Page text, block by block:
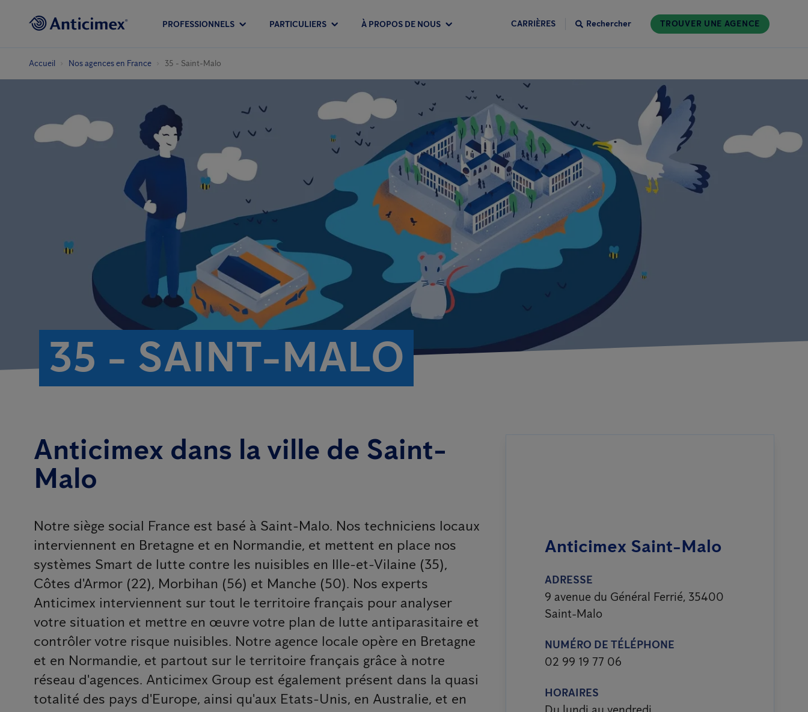
PROFESSIONNELS PARTICULIERS À PROPOS DE NOUS CARRIÈRES Rechercher TROUVER UNE AGENCE
Accueil Nos agences en France 35 - Saint-Malo
35 - SAINT-MALO
Anticimex dans la ville de Saint-
Malo
Notre siège social France est basé à Saint-Malo. Nos techniciens locaux
interviennent en Bretagne et en Normandie, et mettent en place nos
systèmes Smart de lutte contre les nuisibles en Ille-et-Vilaine (35),
Côtes d'Armor (22), Morbihan (56) et Manche (50). Nos experts
Anticimex interviennent sur tout le territoire français pour analyser
votre situation et mettre en œuvre votre plan de lutte antiparasitaire et
contrôler votre risque nuisibles. Notre agence locale opère en Bretagne
et en Normandie, et partout sur le territoire français grâce à notre
réseau d'agences. Anticimex Group est également présent dans la quasi
totalité des pays d'Europe, ainsi qu'aux Etats-Unis, en Australie, et en
Anticimex Saint-Malo
ADRESSE
9 avenue du Général Ferrié, 35400
Saint-Malo
NUMÉRO DE TÉLÉPHONE
02 99 19 77 06
HORAIRES